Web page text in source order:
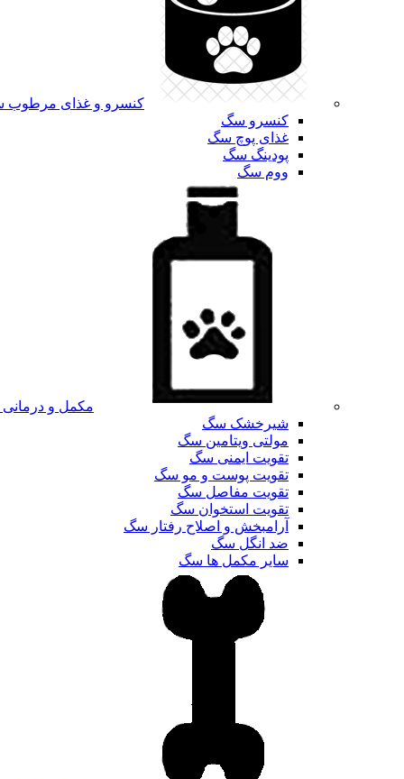
کنسرو و غذای
کنسرو سگ
غذای پوچ سگ
پودینگ سگ
ووم سگ
مکمل و
شیرخشک سگ
مولتی ویتامین سگ
تقویت ایمنی سگ
تقویت پوست و مو سگ
تقویت مفاصل سگ
تقویت استخوان سگ
آرامبخش و اصلاح رفتار سگ
ضد انگل سگ
سایر مکمل ها سگ